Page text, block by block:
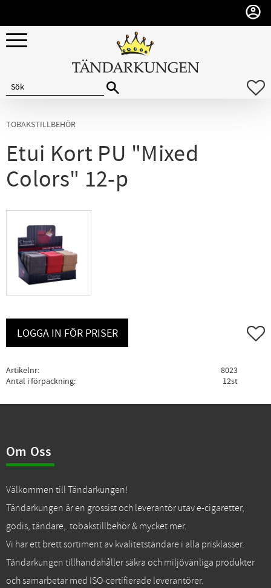
Meny
TOBAKSTILLBEHÖR
Etui Kort PU "Mixed
Colors" 12-p
LOGGA IN FÖR PRISER Lägg
Artikelnr
8023
Antal i förpackning
12st
Om Oss
Välkommen till Tändarkungen!
Tändarkungen är en grossist och leverantör utav e-cigaretter,
godis, tändare, tobakstillbehör & mycket mer.
Vi har ett brett sortiment av kvalitetständare i alla prisklasser.
Tändarkungen tillhandahåller säkra och miljövänliga produkter
och samarbetar med ISO-certifierade leverantörer.